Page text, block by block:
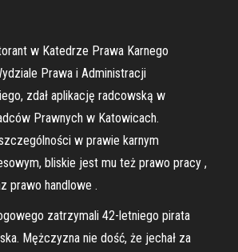
w Katedrze Prawa Karnego
Prawa i Administracji
zdał aplikację radcowską w
Prawnych w Katowicach.
w prawie karnym
bliskie jest mu też prawo pracy ,
prawo handlowe .
zatrzymali 42-letniego pirata
Mężczyzna nie dość, że jechał za